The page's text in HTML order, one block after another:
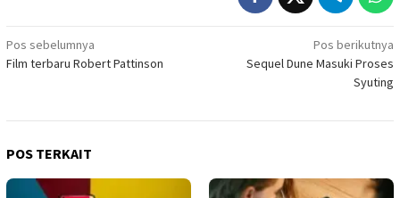
Navigasi
pos
Pos sebelumnya
Film terbaru Robert Pattinson
Pos berikutnya
Sequel Dune Masuki Proses
Syuting
POS TERKAIT